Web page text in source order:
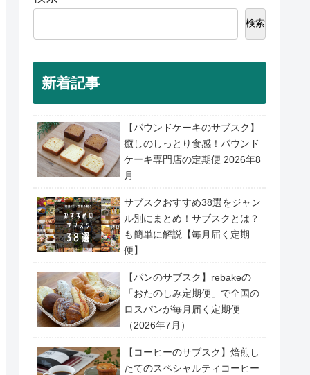
検索
新着記事
【パウンドケーキのサブスク】
癒しのしっとり食感！パウンド
ケーキ専門店の定期便 2026年8
月
サブスクおすすめ38選をジャン
ル別にまとめ！サブスクとは？
も簡単に解説【毎月届く定期
便】
【パンのサブスク】rebakeの
「おたのしみ定期便」で全国の
ロスパンが毎月届く定期便
（2026年7月）
【コーヒーのサブスク】焙煎し
たてのスペシャルティコーヒー